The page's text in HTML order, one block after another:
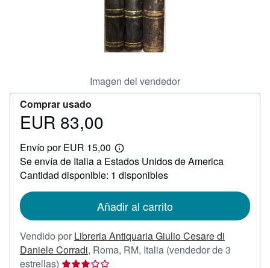
CERRAR
Imagen del vendedor
Comprar usado
Precio
83,00
EUR 83,00
Envío por EUR 15,00
Más
información
sobre
las
envío
Se envía de Italia a Estados Unidos de America
Cantidad disponible: 1 disponibles
Añadir al carrito
Vendido por Libreria Antiquaria Giulio Cesare di
Daniele Corradi, Roma, RM, Italia (vendedor de 3
estrellas) Calificación